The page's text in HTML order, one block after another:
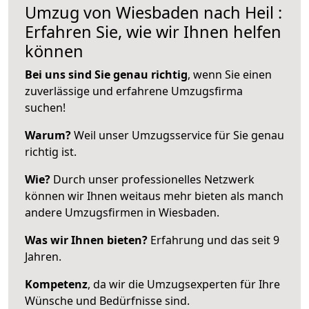
Umzug von Wiesbaden nach Heil :
Erfahren Sie, wie wir Ihnen helfen
können
Bei uns sind Sie genau richtig, wenn Sie einen
zuverlässige und erfahrene Umzugsfirma
suchen!
Warum?Weil unser Umzugsservice für Sie genau
richtig ist.
Wie? Durch unser professionelles Netzwerk
können wir Ihnen weitaus mehr bieten als manch
andere Umzugsfirmen in Wiesbaden.
Was wir Ihnen bieten? Erfahrung und das seit 9
Jahren.
Kompetenz, da wir die Umzugsexperten für Ihre
Wünsche und Bedürfnisse sind.